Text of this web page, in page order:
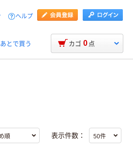
ヘルプ
あとで買う カゴ 0 点
表示件数：